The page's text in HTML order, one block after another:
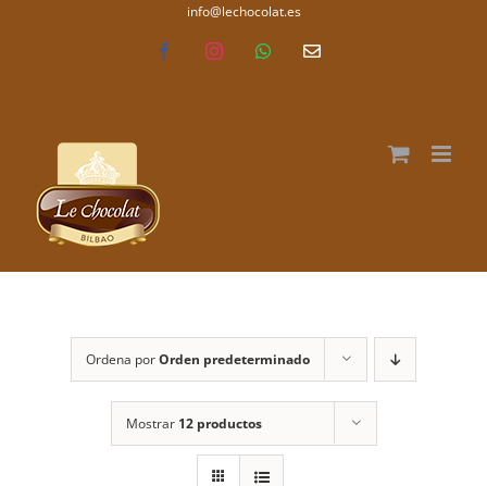
info@lechocolat.es
FacebookInstagramWhatsAppCorreo
Ordena porOrden predeterminado
Mostrar 12 productos